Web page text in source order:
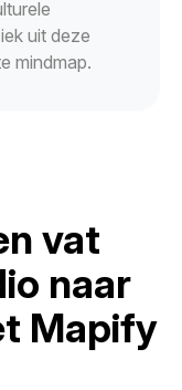
uit deze
mindmap.
vat
naar
Mapify